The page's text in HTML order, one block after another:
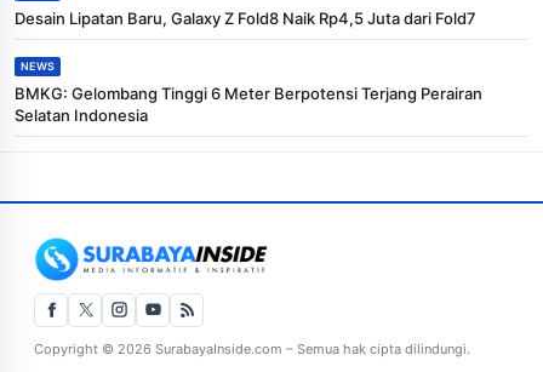
Desain Lipatan Baru, Galaxy Z Fold8 Naik Rp4,5 Juta dari Fold7
NEWS
BMKG: Gelombang Tinggi 6 Meter Berpotensi Terjang Perairan
Selatan Indonesia
Copyright © 2026 SurabayaInside.com – Semua hak cipta dilindungi.